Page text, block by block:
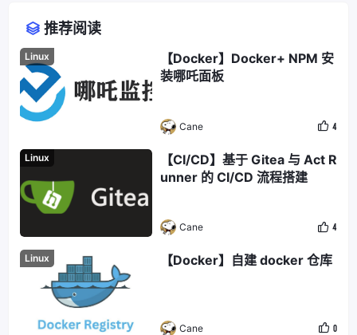
推荐阅读
Linux
【Docker】Docker+ NPM 安
装哪吒面板
Cane 4
Linux
【CI/CD】基于 Gitea 与 Act R
unner 的 CI/CD 流程搭建
Cane 4
Linux 【Docker】自建 docker 仓库
Cane 0